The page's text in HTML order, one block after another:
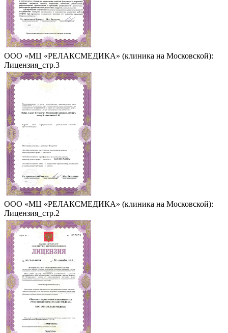
ООО «МЦ «РЕЛАКСМЕДИКА» (клиника на Московской):
Лицензия_стр.3
ООО «МЦ «РЕЛАКСМЕДИКА» (клиника на Московской):
Лицензия_стр.2